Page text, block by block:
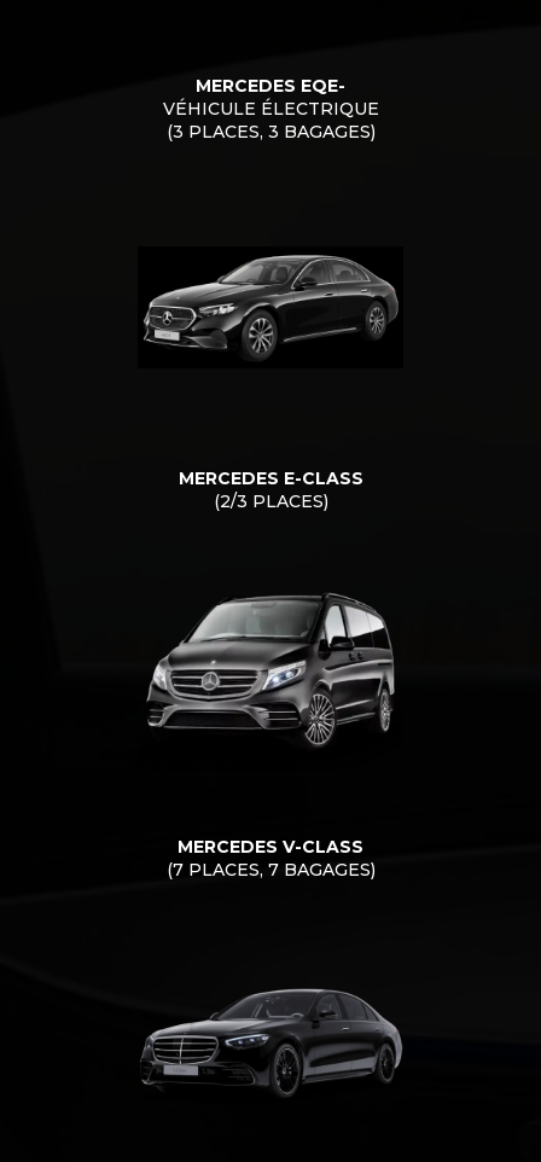
MERCEDES EQE-
VÉHICULE ÉLECTRIQUE
(3 PLACES, 3 BAGAGES)
MERCEDES E-CLASS
(2/3 PLACES)
MERCEDES V-CLASS
(7 PLACES, 7 BAGAGES)